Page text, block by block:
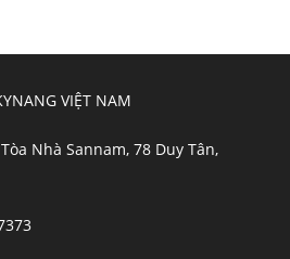
VIỆT NAM
Nhà Sannam, 78 Duy Tân,